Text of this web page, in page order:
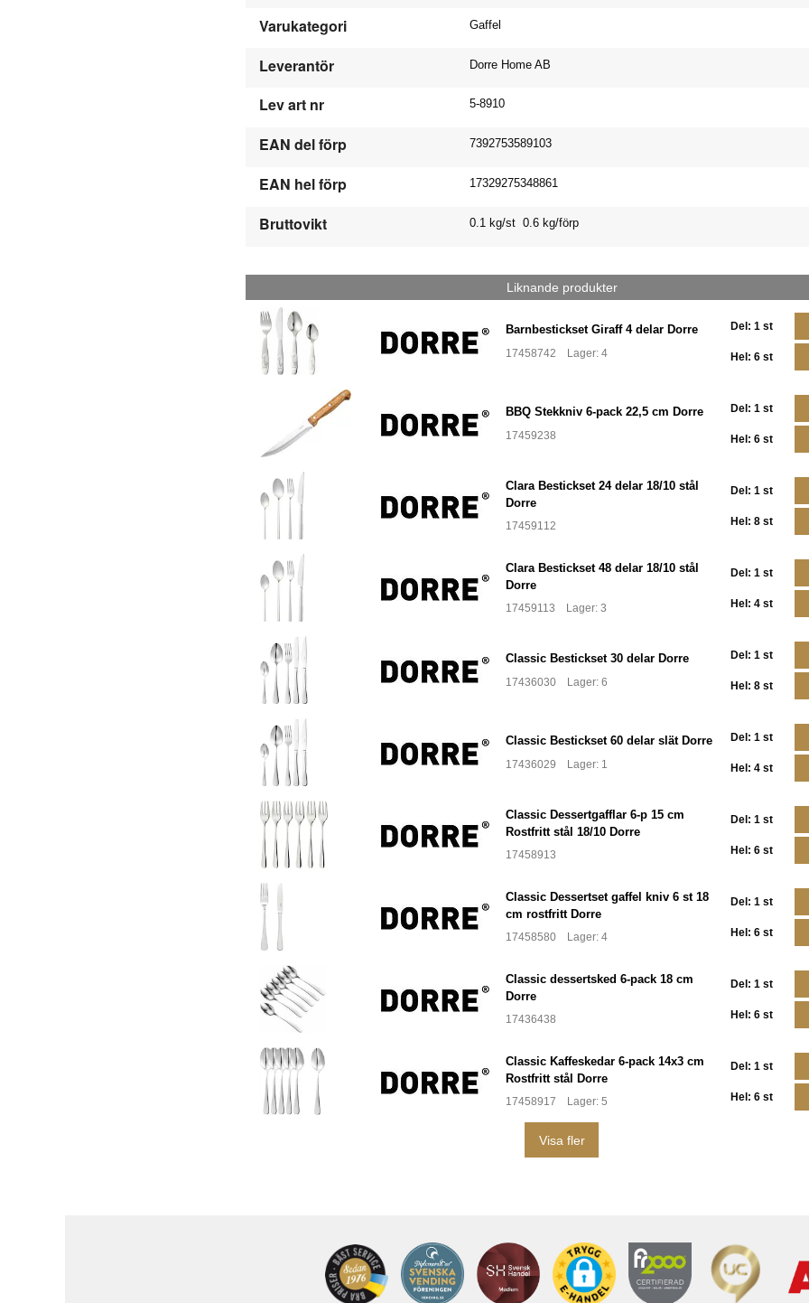
Varukategori Gaffel
Leverantör Dorre Home AB
Lev art nr 5-8910
EAN del förp 7392753589103
EAN hel förp 17329275348861
Bruttovikt 0.1 kg/st 0.6 kg/förp
Liknande produkter
Barnbestickset Giraff 4 delar Dorre
17458742 Lager: 4
Del: 1 st
Hel: 6 st
BBQ Stekkniv 6-pack 22,5 cm Dorre
17459238
Del: 1 st
Hel: 6 st
Clara Bestickset 24 delar 18/10 stål
Dorre
17459112
Del: 1 st
Hel: 8 st
Clara Bestickset 48 delar 18/10 stål
Dorre
17459113 Lager: 3
Del: 1 st
Hel: 4 st
Classic Bestickset 30 delar Dorre
17436030 Lager: 6
Del: 1 st
Hel: 8 st
Classic Bestickset 60 delar slät Dorre
17436029 Lager: 1
Del: 1 st
Hel: 4 st
Classic Dessertgafflar 6-p 15 cm
Rostfritt stål 18/10 Dorre
17458913
Del: 1 st
Hel: 6 st
Classic Dessertset gaffel kniv 6 st 18
cm rostfritt Dorre
17458580 Lager: 4
Del: 1 st
Hel: 6 st
Classic dessertsked 6-pack 18 cm
Dorre
17436438
Del: 1 st
Hel: 6 st
Classic Kaffeskedar 6-pack 14x3 cm
Rostfritt stål Dorre
17458917 Lager: 5
Del: 1 st
Hel: 6 st
Visa fler